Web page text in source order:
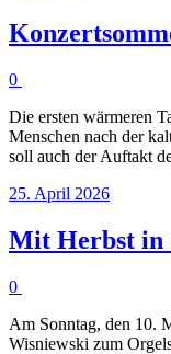
0
Die ersten wärmeren
Menschen nach der
soll auch der Auftakt
25. April 2026
Mit Herbst in
0
Am Sonntag, den 10.
Wisniewski zum